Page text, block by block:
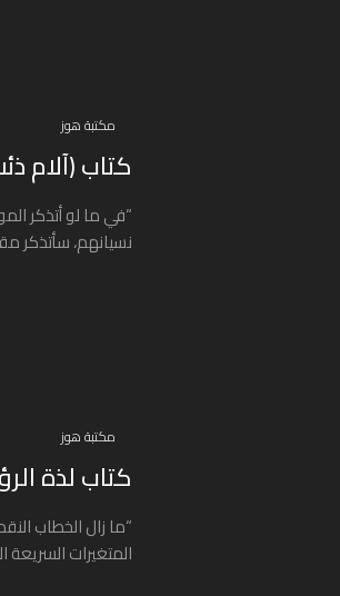
مكتبة هوز
كتاب (آلام
“في ما لو أتذكر
نسيانهم، سأتذكر
مكتبة هوز
كتاب لذة
“ما زال الخطاب
المتغيرات السريعة